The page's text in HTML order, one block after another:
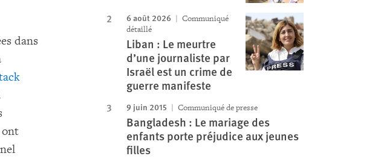
dans
ont
6 août 2026
Communiqué
détaillé
Liban : Le meurtre
d’une journaliste par
Israël est un crime de
guerre manifeste
9 juin 2015 Communiqué de presse
Bangladesh : Le mariage des
enfants porte préjudice aux jeunes
filles